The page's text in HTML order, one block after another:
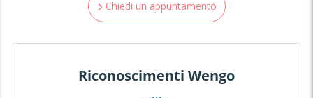
Chiedi un appuntamento
Riconoscimenti Wengo